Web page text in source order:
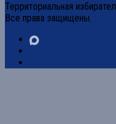
Территориальная
Все права защищены.